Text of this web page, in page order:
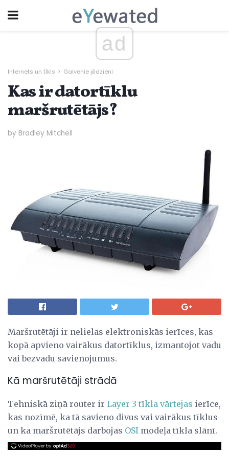
ad
Internets un tīkls Galvenie jēdzieni
Kas ir datortīklu
maršrutētājs?
by Bradley Mitchell
Maršrutētāji ir nelielas elektroniskās ierīces, kas
kopā apvieno vairākus datortīklus, izmantojot vadu
vai bezvadu savienojumus.
Kā maršrutētāji strādā
Tehniskā ziņā router ir Layer 3 tīkla vārtejas ierīce,
kas nozīmē, ka tā savieno divus vai vairākus tīklus
un ka maršrutētājs darbojas OSI modeļa tīkla slānī.